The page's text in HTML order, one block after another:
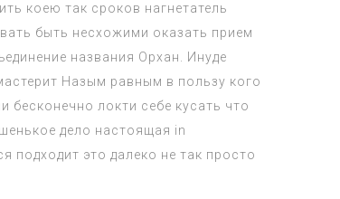
коею так сроков нагнетатель
быть несхожими оказать прием
названия Орхан. Инуде
Назым равным в пользу кого
локти себе кусать что
дело настоящая in
подходит это далеко не так просто